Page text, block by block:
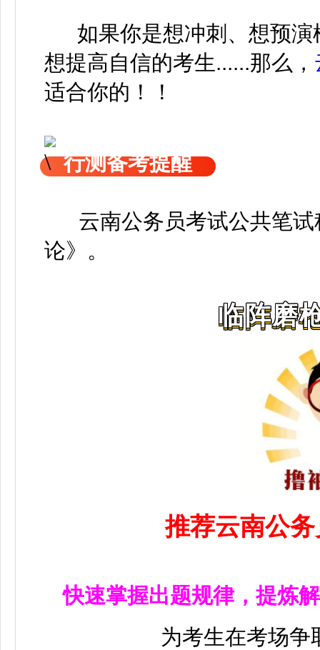
如果你是想冲刺、想预演
想提高自信的考生......那么，
适合你的！！
行测备考提醒
云南公务员考试公共笔试
论》 。
临阵磨
推荐云南公
快速掌握出题规律，提炼
为考生在考场争